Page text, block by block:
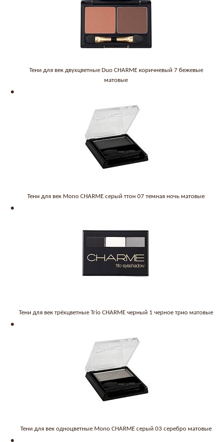
Тени для век двухцветные Duo CHARME коричневый 7 бежевые
матовые
Тени для век Mono CHARME серый ттон 07 темная ночь матовые
Тени для век трёхцветные Trio CHARME черный 1 черное трио матовые
Тени для век одноцветные Mono CHARME серый 03 серебро матовые